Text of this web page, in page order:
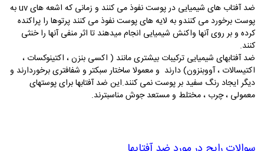
ضد آفتاب های شیمیایی در پوست نفوذ می کنند و زمانی که اشعه های uv به
پوست برخورد می کنندو به لایه های پوست نفوذ می کنند پرتوها را پراکنده
کرده و بر روی آنها واکنش شیمیایی انجام میدهند تا اثر منفی آنها را خنثی
کنند.
ضد آفتابهای شیمیایی ترکیبات بیشتری مانند ( اکسی بنزن ، اکتینوکسات ،
اکتیسالات ، آووبنزون) دارند و معمولا ساختار سبکتر و شفافتری برخوردارند و
دیگر ایجاد رنگ سفید بر پوست نمی کنند.این ضد آفتابها برای پوستهای
معمولی ، چرب ، مختلط و مستعد جوش مناسبترند.